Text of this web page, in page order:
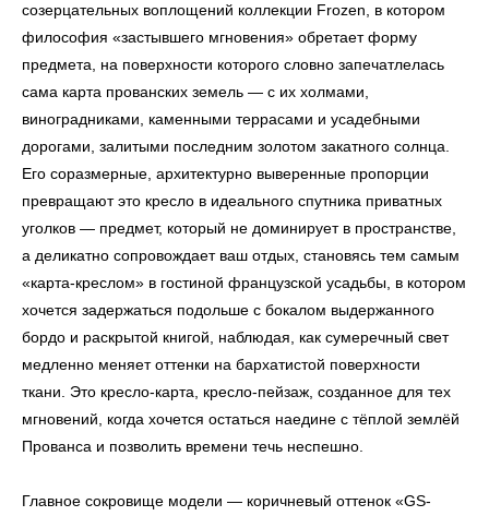
созерцательных воплощений коллекции Frozen, в котором
философия «застывшего мгновения» обретает форму
предмета, на поверхности которого словно запечатлелась
сама карта прованских земель — с их холмами,
виноградниками, каменными террасами и усадебными
дорогами, залитыми последним золотом закатного солнца.
Его соразмерные, архитектурно выверенные пропорции
превращают это кресло в идеального спутника приватных
уголков — предмет, который не доминирует в пространстве,
а деликатно сопровождает ваш отдых, становясь тем самым
«карта-креслом» в гостиной французской усадьбы, в котором
хочется задержаться подольше с бокалом выдержанного
бордо и раскрытой книгой, наблюдая, как сумеречный свет
медленно меняет оттенки на бархатистой поверхности
ткани. Это кресло-карта, кресло-пейзаж, созданное для тех
мгновений, когда хочется остаться наедине с тёплой землёй
Прованса и позволить времени течь неспешно.
Главное сокровище модели — коричневый оттенок «GS-